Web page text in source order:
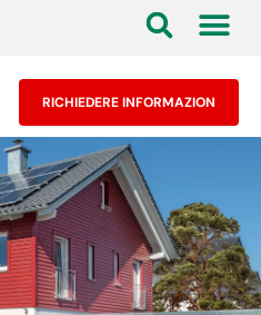
RICHIEDERE INFORMAZION